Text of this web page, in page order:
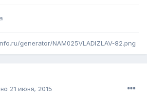
generator/NAM025VLADIZLAV-82.png
21 июня, 2015